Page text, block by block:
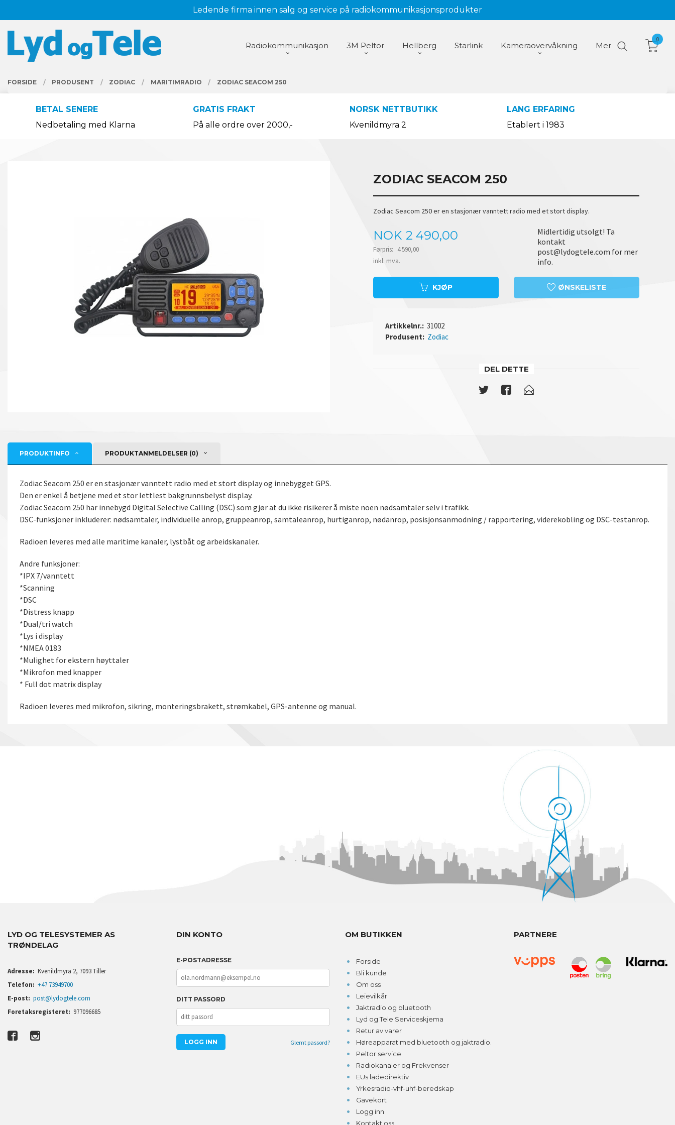
til
innholdet
Ledende firma innen salg og service på radiokommunikasjonsprodukter
PRODUKTER
Radiokommunikasjon 3M Peltor Hellberg Starlink Kameraovervåkning Mer
0
FORSIDE PRODUSENT ZODIAC MARITIMRADIO ZODIAC SEACOM 250
BETAL SENERE
Nedbetaling med Klarna
GRATIS FRAKT
På alle ordre over 2000,-
NORSK NETTBUTIKK
Kvenildmyra 2
LANG ERFARING
Etablert i 1983
ZODIAC SEACOM 250
Zodiac Seacom 250 er en stasjonær vanntett radio med et stort display.
Tilbud
NOK 2 490,00
Førpris: 4 590,00
Rabatt
inkl. mva.
Midlertidig utsolgt! Ta
kontakt
post@lydogtele.com for mer
info.
KJØP ØNSKELISTE
Artikkelnr.: 31002
Produsent: Zodiac
DEL DETTE
PRODUKTINFO PRODUKTANMELDELSER (0)
Zodiac Seacom 250 er en stasjonær vanntett radio med et stort display og innebygget GPS.
Den er enkel å betjene med et stor lettlest bakgrunnsbelyst display.
Zodiac Seacom 250 har innebygd Digital Selective Calling (DSC) som gjør at du ikke risikerer å miste noen nødsamtaler selv i trafikk.
DSC-funksjoner inkluderer: nødsamtaler, individuelle anrop, gruppeanrop, samtaleanrop, hurtiganrop, nødanrop, posisjonsanmodning / rapportering, viderekobling og DSC-testanrop.
Radioen leveres med alle maritime kanaler, lystbåt og arbeidskanaler.
Andre funksjoner:
*IPX 7/vanntett
*Scanning
*DSC
*Distress knapp
*Dual/tri watch
*Lys i display
*NMEA 0183
*Mulighet for ekstern høyttaler
*Mikrofon med knapper
* Full dot matrix display
Radioen leveres med mikrofon, sikring, monteringsbrakett, strømkabel, GPS-antenne og manual.
LYD OG TELESYSTEMER AS
TRØNDELAG
Adresse: Kvenildmyra 2, 7093 Tiller
Telefon: +47 73949700
E-post: post@lydogtele.com
Foretaksregisteret: 977096685
DIN KONTO
E-POSTADRESSE
DITT PASSORD
Glemt passord?
OM BUTIKKEN
Forside
Bli kunde
Om oss
Leievilkår
Jaktradio og bluetooth
Lyd og Tele Serviceskjema
Retur av varer
Høreapparat med bluetooth og jaktradio.
Peltor service
Radiokanaler og Frekvenser
EUs ladedirektiv
Yrkesradio-vhf-uhf-beredskap
Gavekort
Logg inn
Kontakt oss
PARTNERE